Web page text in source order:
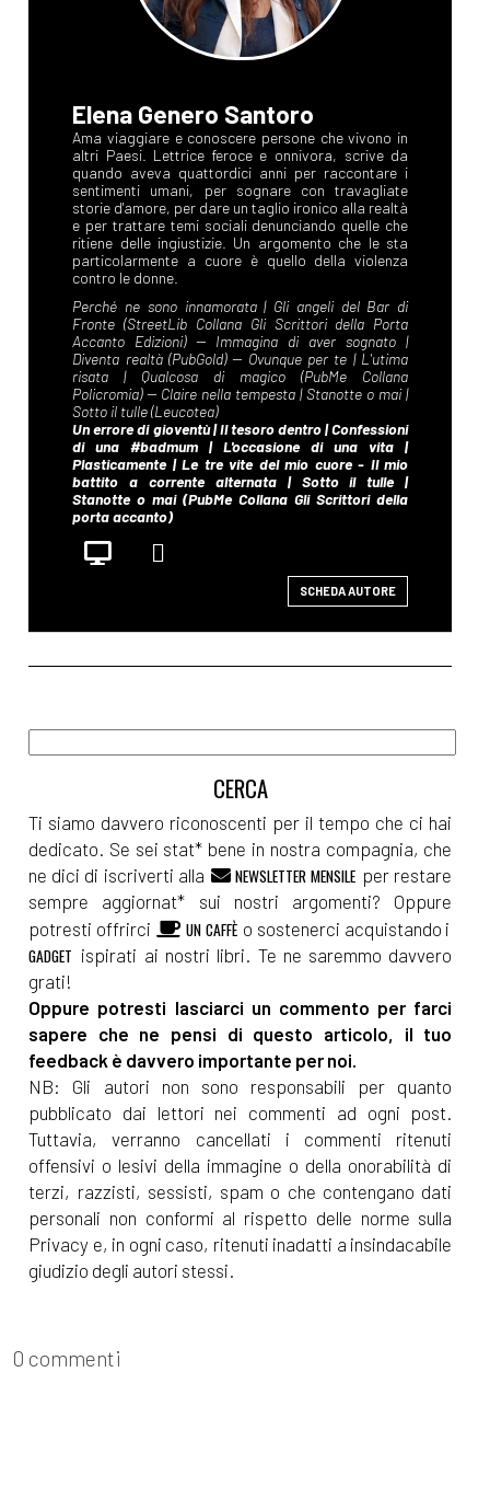
Elena Genero Santoro
SCHEDA AUTORE
Ti siamo davvero riconoscenti per il tempo che ci hai
dedicato. Se sei stat* bene in nostra compagnia, che
ne dici di iscriverti alla
NEWSLETTER MENSILE per restare
sempre aggiornat* sui nostri argomenti? Oppure
potresti offrirci
UN CAFFÈ o sostenerci acquistando i
GADGET ispirati ai nostri libri. Te ne saremmo davvero
grati!
Oppure potresti lasciarci un commento per farci
sapere che ne pensi di questo articolo, il tuo
feedback è davvero importante per noi.
NB: Gli autori non sono responsabili per quanto
pubblicato dai lettori nei commenti ad ogni post.
Tuttavia, verranno cancellati i commenti ritenuti
offensivi o lesivi della immagine o della onorabilità di
terzi, razzisti, sessisti, spam o che contengano dati
personali non conformi al rispetto delle norme sulla
Privacy e, in ogni caso, ritenuti inadatti a insindacabile
giudizio degli autori stessi.
0 commenti